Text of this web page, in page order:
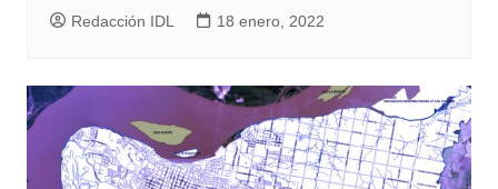
Redacción IDL 18 enero, 2022